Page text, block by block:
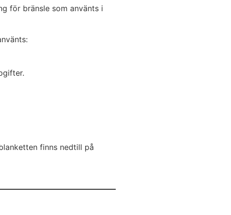
för bränsle som använts i
finns nedtill på